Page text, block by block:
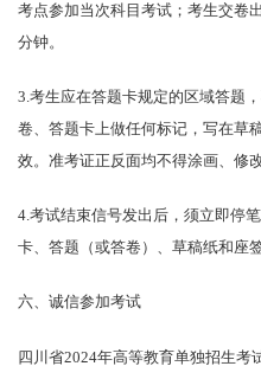
考点参加当次科目考试；考生交卷
分钟。
3.考生应在答题卡规定的区域答题
卷、答题卡上做任何标记，写在草
效。准考证正反面均不得涂画、修
4.考试结束信号发出后，须立即停
卡、答题（或答卷）、草稿纸和座签
六、诚信参加考试
四川省2024年高等教育单独招生考